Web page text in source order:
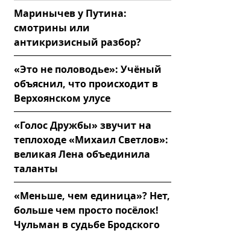
Маринычев у Путина:
смотрины или
антикризисный разбор?
«Это не половодье»: Учёный
объяснил, что происходит в
Верхоянском улусе
«Голос Дружбы» звучит на
теплоходе «Михаил Светлов»:
великая Лена объединила
таланты
«Меньше, чем единица»? Нет,
больше чем просто посёлок!
Чульман в судьбе Бродского